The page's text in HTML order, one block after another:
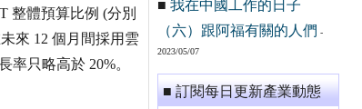
整體預算比例 (分別
來 12 個月間採用雲
只略高於 20%。
■ 我在中國工作的日子
（六）跟阿福有關的人們 -
2023/05/07
■ 訂閱每日更新產業動態